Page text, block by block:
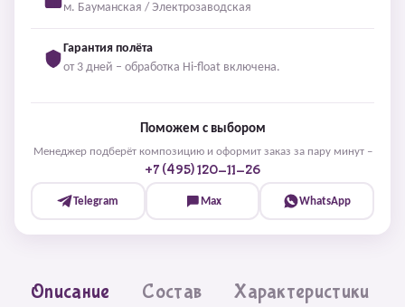
м. Бауманская / Электрозаводская
Гарантия полёта
от 3 дней – обработка Hi-float включена.
Поможем с выбором
Менеджер подберёт композицию и оформит заказ за пару минут –
+7 (495) 120-11-26
Telegram Max WhatsApp
Описание Состав Характеристики